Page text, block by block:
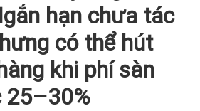
hạn chưa tác
có thể hút
khi phí sàn
25–30%